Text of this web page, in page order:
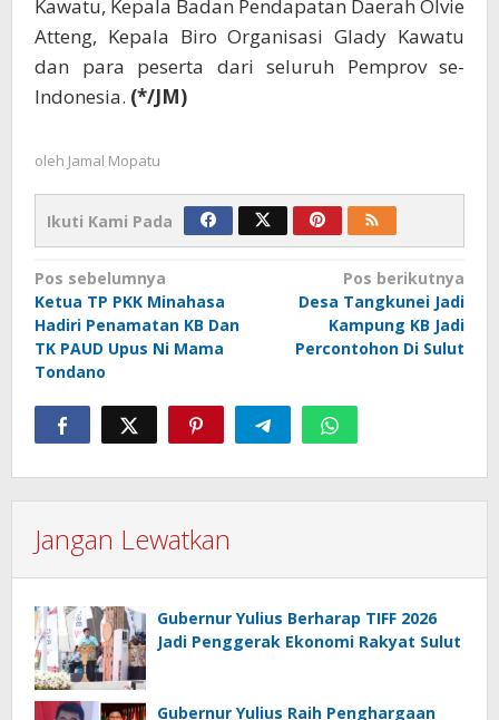
Kawatu, Kepala Badan Pendapatan Daerah Olvie
Atteng, Kepala Biro Organisasi Glady Kawatu
dan para peserta dari seluruh Pemprov se-
Indonesia. (*/JM)
oleh Jamal Mopatu
Ikuti Kami Pada
Navigasi
pos
Pos sebelumnya
Ketua TP PKK Minahasa
Hadiri Penamatan KB Dan
TK PAUD Upus Ni Mama
Tondano
Pos berikutnya
Desa Tangkunei Jadi
Kampung KB Jadi
Percontohon Di Sulut
Jangan Lewatkan
Gubernur Yulius Berharap TIFF 2026
Jadi Penggerak Ekonomi Rakyat Sulut
Gubernur Yulius Raih Penghargaan